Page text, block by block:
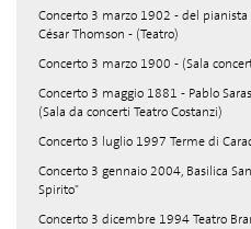
Concerto 3 marzo 1902 - del
César Thomson - (Teatro)
Concerto 3 marzo 1900 - (Sala
Concerto 3 maggio 1881 - Pablo
(Sala da concerti Teatro Costanzi)
Concerto 3 luglio 1997 Terme di
Concerto 3 gennaio 2004, Basilica
Spirito"
Concerto 3 dicembre 1994 Teatro